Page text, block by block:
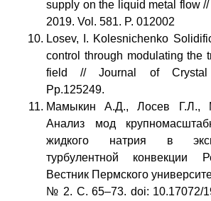
supply on the liquid metal flow
2019. Vol. 581. P. 012002
Losev, I. Kolesnichenko
control through modulating the
field // Journal of Crystal
Pp.125249.
Мамыкин А.Д., Лосев Г.Л.,
Анализ мод
жидкого натрия в
турбулентной конвекции
Вестник Пермского
№ 2. С. 65–73. doi: 10.17072/